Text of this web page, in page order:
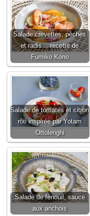
Salade crevettes, pêches
et radis… recette de
Fumiko Kono
Salade de tomates et citron
rôti inspirée par Yotam
Ottolenghi
Salade de fenouil, sauce
aux anchois